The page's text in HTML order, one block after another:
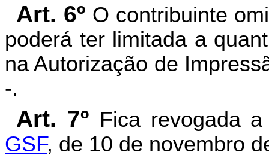
Art. 6º O contribuinte
poderá ter limitada a
na Autorização de
-.
Art. 7º Fica revogada
GSF, de 10 de novembro